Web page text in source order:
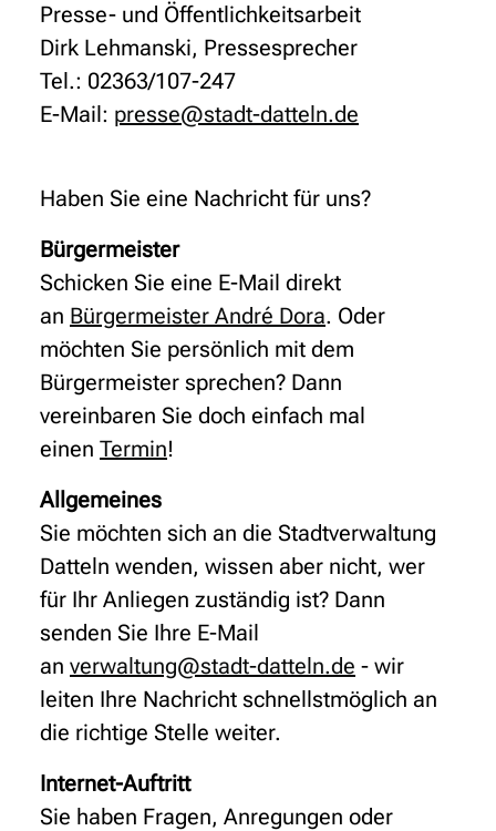
Presse- und Öffentlichkeitsarbeit
Dirk Lehmanski, Pressesprecher
Tel.: 02363/107-247
E-Mail: presse@stadt-datteln.de
Haben Sie eine Nachricht für uns?
Bürgermeister
Schicken Sie eine E-Mail direkt
an Bürgermeister André Dora. Oder
möchten Sie persönlich mit dem
Bürgermeister sprechen? Dann
vereinbaren Sie doch einfach mal
einen Termin!
Allgemeines
Sie möchten sich an die Stadtverwaltung
Datteln wenden, wissen aber nicht, wer
für Ihr Anliegen zuständig ist? Dann
senden Sie Ihre E-Mail
an verwaltung@stadt-datteln.de - wir
leiten Ihre Nachricht schnellstmöglich an
die richtige Stelle weiter.
Internet-Auftritt
Sie haben Fragen, Anregungen oder